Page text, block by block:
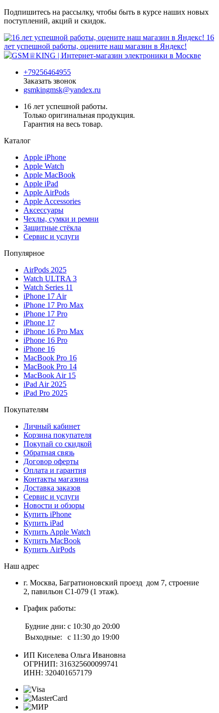
Подпишитесь на рассылку, чтобы быть в курсе наших новых
поступлений, акций и скидок.
16
лет успешной работы, оцените наш магазин в Яндекс!
+79256464955
Заказать звонок
gsmkingmsk@yandex.ru
16 лет успешной работы.
Только оригинальная продукция.
Гарантия на весь товар.
Каталог
Apple iPhone
Apple Watch
Apple MacBook
Apple iPad
Apple AirPods
Apple Accessories
Аксессуары
Чехлы, сумки и ремни
Защитные стёкла
Сервис и услуги
Популярное
AirPods 2025
Watch ULTRA 3
Watch Series 11
iPhone 17 Air
iPhone 17 Pro Max
iPhone 17 Pro
iPhone 17
iPhone 16 Pro Max
iPhone 16 Pro
iPhone 16
MacBook Pro 16
MacBook Pro 14
MacBook Air 15
iPad Air 2025
iPad Pro 2025
Покупателям
Личный кабинет
Корзина покупателя
Покупай со скидкой
Обратная связь
Договор оферты
Оплата и гарантия
Контакты магазина
Доставка заказов
Сервис и услуги
Новости и обзоры
Купить iPhone
Купить iPad
Купить Apple Watch
Купить MacBook
Купить AirPods
Наш адрес
г. Москва, Багратионовский проезд дом 7, строение
2, павильон С1-079 (1 этаж).
График работы:
Будние дни: с 10:30 до 20:00
Выходные:
с 11:30 до 19:00
ИП Киселева Ольга Ивановна
ОГРНИП: 316325600099741
ИНН: 320401657179